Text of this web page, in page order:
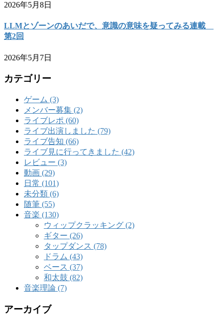
2026年5月8日
LLMとゾーンのあいだで、意識の意味を疑ってみる連載
第2回
2026年5月7日
カテゴリー
ゲーム (3)
メンバー募集 (2)
ライブレポ (60)
ライブ出演しました (79)
ライブ告知 (66)
ライブ見に行ってきました (42)
レビュー (3)
動画 (29)
日常 (101)
未分類 (6)
随筆 (55)
音楽 (130)
ウィップクラッキング (2)
ギター (26)
タップダンス (78)
ドラム (43)
ベース (37)
和太鼓 (82)
音楽理論 (7)
アーカイブ